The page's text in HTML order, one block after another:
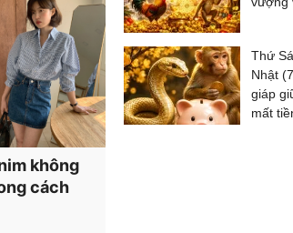
không
cách
Thứ
Nhật
giáp
mất